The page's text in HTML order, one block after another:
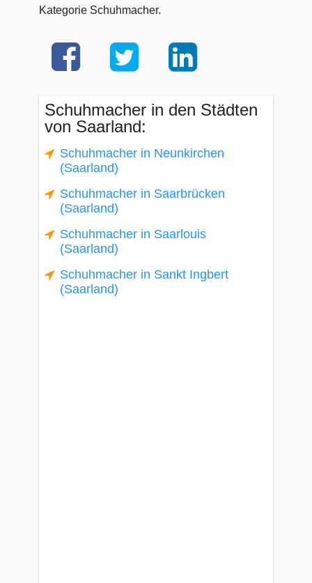
Kategorie Schuhmacher.
Schuhmacher in den Städten
von Saarland:
Schuhmacher in Neunkirchen
(Saarland)
Schuhmacher in Saarbrücken
(Saarland)
Schuhmacher in Saarlouis
(Saarland)
Schuhmacher in Sankt Ingbert
(Saarland)